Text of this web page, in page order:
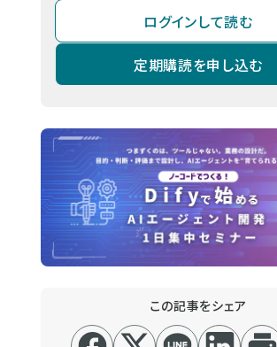
ログインして読む
定期購読を申し込む
この記事をシェア